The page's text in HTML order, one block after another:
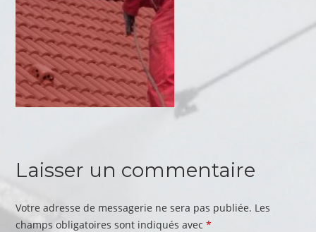
Laisser un commentaire
Votre adresse de messagerie ne sera pas publiée. Les
champs obligatoires sont indiqués avec*